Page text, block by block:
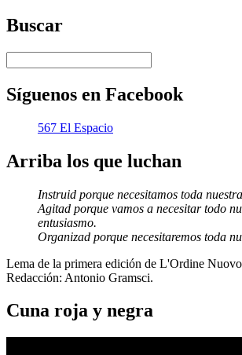
Buscar
Síguenos en Facebook
567 El Espacio
Arriba los que luchan
Instruid porque necesitamos toda
Agitad porque vamos a necesitar todo
entusiasmo.
Organizad porque necesitaremos toda
Lema de la primera edición de L'Ordine
Redacción: Antonio Gramsci.
Cuna roja y negra